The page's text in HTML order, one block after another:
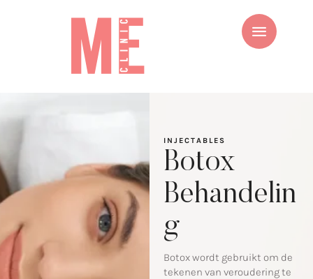
INJECTABLES
Botox
Behandelin
g
Botox wordt gebruikt om de
tekenen van veroudering te